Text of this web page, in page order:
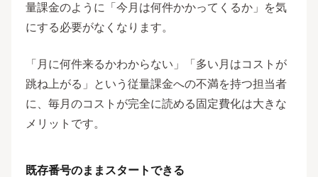
量課金のように「今月は何件かかってくるか」を気
にする必要がなくなります。
「月に何件来るかわからない」「多い月はコストが
跳ね上がる」という従量課金への不満を持つ担当者
に、毎月のコストが完全に読める固定費化は大きな
メリットです。
既存番号のままスタートできる